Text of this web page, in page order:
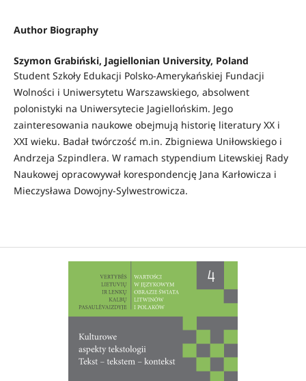
Author Biography
Szymon Grabiński, Jagiellonian University, Poland
Student Szkoły Edukacji Polsko-Amerykańskiej Fundacji
Wolności i Uniwersytetu Warszawskiego, absolwent
polonistyki na Uniwersytecie Jagiellońskim. Jego
zainteresowania naukowe obejmują historię literatury XX i
XXI wieku. Badał twórczość m.in. Zbigniewa Uniłowskiego i
Andrzeja Szpindlera. W ramach stypendium Litewskiej Rady
Naukowej opracowywał korespondencję Jana Karłowicza i
Mieczysława Dowojny-Sylwestrowicza.